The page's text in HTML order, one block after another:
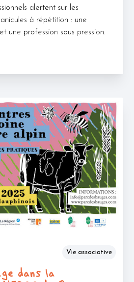
alertent sur les
à répétition : une
une profession sous pression.
Vie associative
dans la